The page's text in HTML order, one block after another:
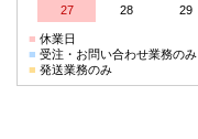
27
28 29
■ 休業日
■ 受注・お問い合わせ業務のみ
■ 発送業務のみ